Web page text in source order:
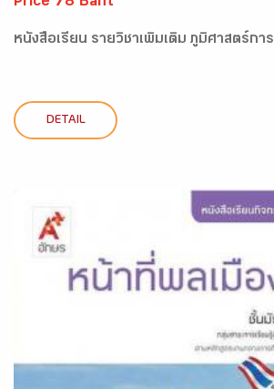
Price 78 Baht
หนังสือเรียน รายวิชาเพิ่มเติม ภูมิศาสตร์กา
DETAIL